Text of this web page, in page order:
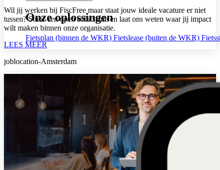
Onze oplossingen
Fietsplan (binnen de WKR) Fietslease (buiten de WKR)
Wil jij werken bij FiscFree maar staat jouw ideale vacature er niet
tussen? Stuur een open sollicitatie en laat ons weten waar jij impact
wilt maken binnen onze organisatie.
LEES MEER
joblocation-Amsterdam